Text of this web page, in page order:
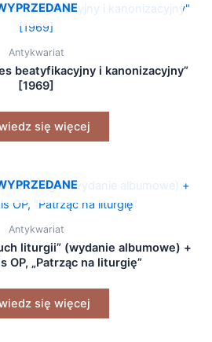
Antykwariat
beatyfikacyjny i kanonizacyjny”
[1969]
się więcej
Antykwariat
liturgii” (wydanie albumowe) +
OP, „Patrząc na liturgię”
się więcej